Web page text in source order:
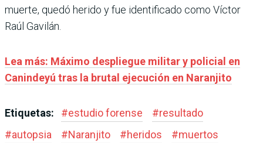
muerte, quedó herido y fue identificado como Víctor
Raúl Gavilán.
Lea más: Máximo despliegue militar y policial en
Canindeyú tras la brutal ejecución en Naranjito
Etiquetas: #estudio forense #resultado
#autopsia #Naranjito #heridos #muertos